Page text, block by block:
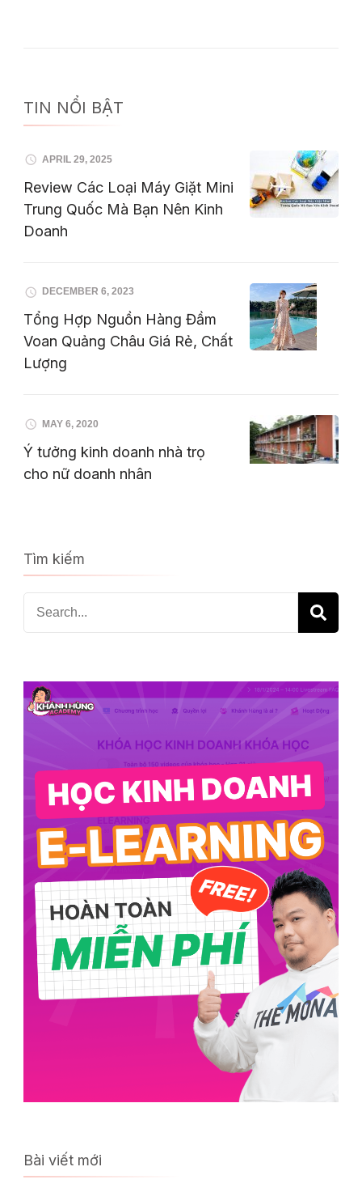
TIN NỔI BẬT
APRIL 29, 2025
Review Các Loại Máy Giặt Mini
Trung Quốc Mà Bạn Nên Kinh
Doanh
DECEMBER 6, 2023
Tổng Hợp Nguồn Hàng Đầm
Voan Quảng Châu Giá Rẻ, Chất
Lượng
MAY 6, 2020
Ý tưởng kinh doanh nhà trọ
cho nữ doanh nhân
Tìm kiếm
Search
for:
Bài viết mới